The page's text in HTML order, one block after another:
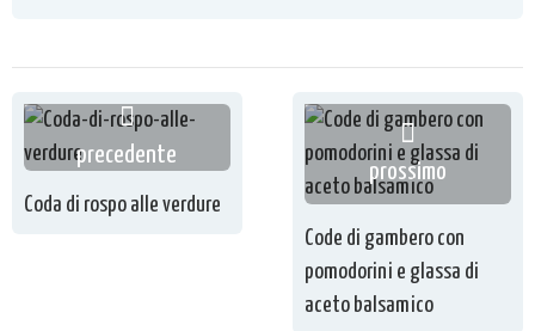
precedente
Coda di rospo alle verdure
prossimo
Code di gambero con
pomodorini e glassa di
aceto balsamico